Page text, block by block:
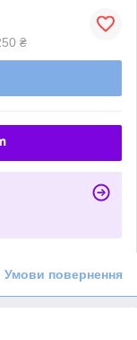
₴
Умови повернення